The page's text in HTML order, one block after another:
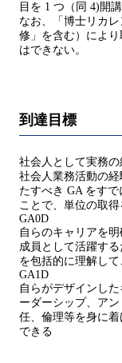
目を 1 つ（同 4)開
なお、「博士リカ
修」を含む）によ
はできない。
到達目標
社会人として実務
社会人業務活動の
たすべき GA をす
ことで、単位の取得
GA0D
自らのキャリアを
成員として活躍す
を包括的に理解し
GA1D
自らがデザインし
ーダーシップ、ア
任、倫理等を身に
できる